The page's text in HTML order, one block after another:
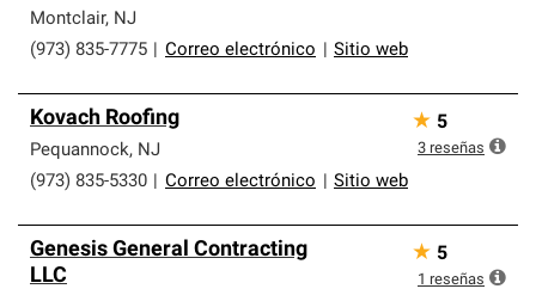
Montclair, NJ
(973) 835-7775
Correo electrónico Sitio web
Kovach Roofing
Pequannock, NJ
(973) 835-5330
Correo electrónico Sitio web
★ 5
3 reseñas
Genesis General Contracting
LLC
★ 5
1 reseñas